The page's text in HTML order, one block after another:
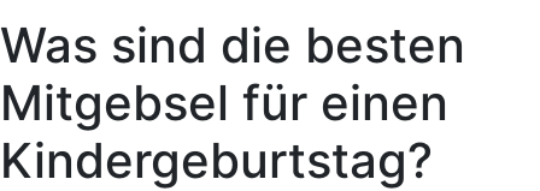
Was sind die besten
Mitgebsel für einen
Kindergeburtstag?